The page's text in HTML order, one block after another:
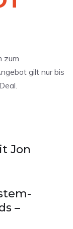
zum
gilt nur bis
Jon
–